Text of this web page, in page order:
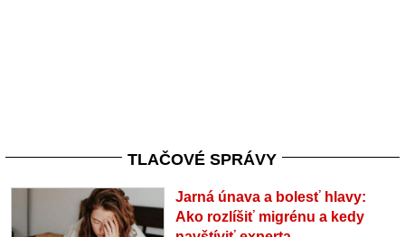
TLAČOVÉ SPRÁVY
Jarná únava a bolesť hlavy:
Ako rozlíšiť migrénu a kedy